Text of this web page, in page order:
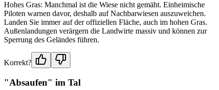
Hohes Gras: Manchmal ist die Wiese nicht gemäht. Einheimische
Piloten warnen davor, deshalb auf Nachbarwiesen auszuweichen.
Landen Sie immer auf der offiziellen Fläche, auch im hohen Gras.
Außenlandungen verärgern die Landwirte massiv und können zur
Sperrung des Geländes führen.
Korrekt?
"Absaufen" im Tal